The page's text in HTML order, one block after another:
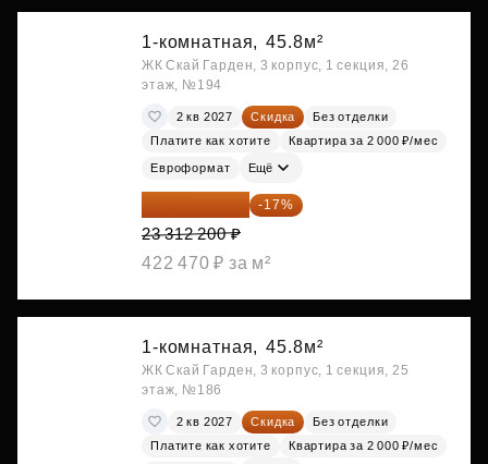
1-комнатная, 45.8м²
ЖК Скай Гарден, 3 корпус, 1 секция, 26
этаж, №194
2 кв 2027 Скидка
Без отделки
Платите как хотите
Квартира за 2 000 ₽/мес
Евроформат Ещё
19 349 126 ₽ -17%
23 312 200 ₽
422 470 ₽ за м²
1-комнатная, 45.8м²
ЖК Скай Гарден, 3 корпус, 1 секция, 25
этаж, №186
2 кв 2027 Скидка
Без отделки
Платите как хотите
Квартира за 2 000 ₽/мес